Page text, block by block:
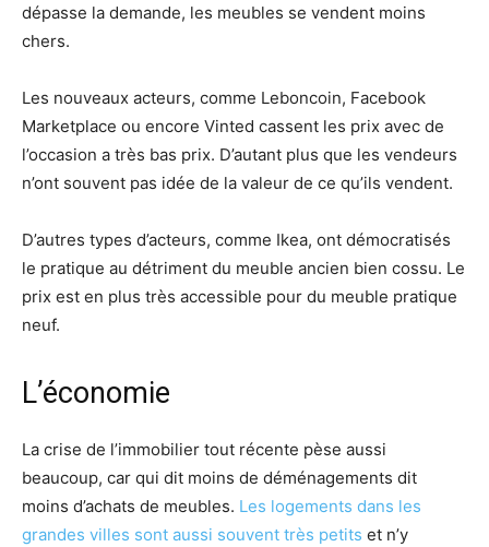
dépasse la demande, les meubles se vendent moins
chers.
Les nouveaux acteurs, comme Leboncoin, Facebook
Marketplace ou encore Vinted cassent les prix avec de
l’occasion a très bas prix. D’autant plus que les vendeurs
n’ont souvent pas idée de la valeur de ce qu’ils vendent.
D’autres types d’acteurs, comme Ikea, ont démocratisés
le pratique au détriment du meuble ancien bien cossu. Le
prix est en plus très accessible pour du meuble pratique
neuf.
L’économie
La crise de l’immobilier tout récente pèse aussi
beaucoup, car qui dit moins de déménagements dit
moins d’achats de meubles. Les logements dans les
grandes villes sont aussi souvent très petits et n’y